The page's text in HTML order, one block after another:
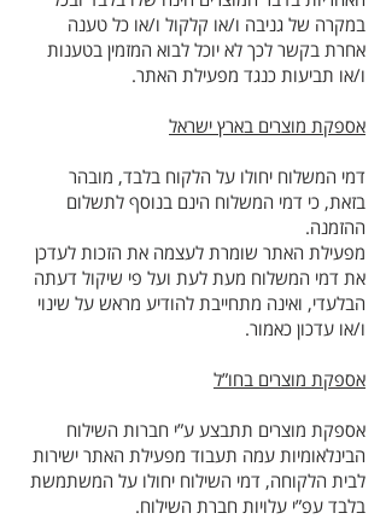
במקרה של גניבה ו/או קלקול ו/או כל טענה
אחרת בקשר לכך לא יוכל לבוא המזמין בטענות
ו/או תביעות כנגד מפעילת האתר.
אספקת מוצרים בארץ ישראל
דמי המשלוח יחולו על הלקוח בלבד, מובהר
בזאת, כי דמי המשלוח הינם בנוסף לתשלום
ההזמנה.
מפעילת האתר שומרת לעצמה את הזכות לעדכן
את דמי המשלוח מעת לעת ועל פי שיקול דעתה
הבלעדי, ואינה מתחייבת להודיע מראש על שינוי
ו/או עדכון כאמור.
אספקת מוצרים בחו”ל
אספקת מוצרים תתבצע ע”י חברות השילוח
הבינלאומיות עמה תעבוד מפעילת האתר ישירות
לבית הלקוחה, דמי השילוח יחולו על המשתמשת
בלבד עפ”י עלויות חברת השילוח.